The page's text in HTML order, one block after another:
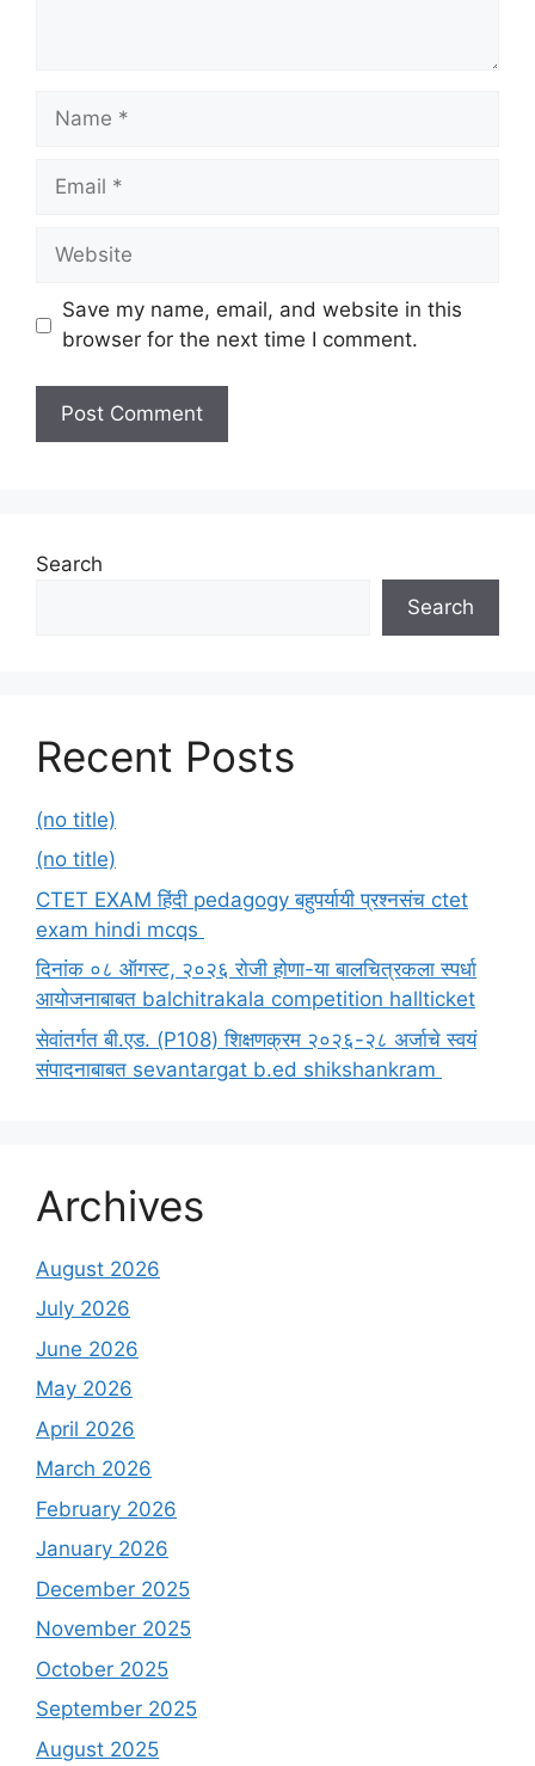
Name
Email
Website
Save my name, email, and website in this
browser for the next time I comment.
Search
Search
Recent Posts
(no title)
(no title)
CTET EXAM हिंदी pedagogy बहुपर्यायी प्रश्नसंच ctet
exam hindi mcqs
दिनांक ०८ ऑगस्ट, २०२६ रोजी होणा-या बालचित्रकला स्पर्धा
आयोजनाबाबत balchitrakala competition hallticket
सेवांतर्गत बी.एड. (P108) शिक्षणक्रम २०२६-२८ अर्जाचे स्वयं
संपादनाबाबत sevantargat b.ed shikshankram
Archives
August 2026
July 2026
June 2026
May 2026
April 2026
March 2026
February 2026
January 2026
December 2025
November 2025
October 2025
September 2025
August 2025